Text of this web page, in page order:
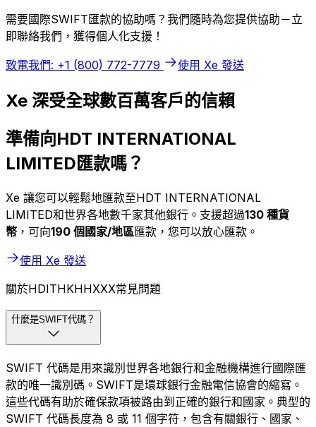
需要國際SWIFT匯款的協助嗎？我們隨時為您提供協助－立
即聯絡我們，獲得個人化支援！
致電我們: +1 (800) 772-7779 使用 Xe 發送
Xe 深受全球數百萬客戶的信賴
準備向HDT INTERNATIONAL
LIMITED匯款嗎？
Xe 讓您可以輕鬆地匯款至HDT INTERNATIONAL
LIMITED和世界各地數千家其他銀行。支援超過130 種貨
幣 ，可向190 個國家/地區匯款，您可以放心匯款。
使用 Xe 發送
關於HDITHKHHXXX常見問題
什麼是SWIFT代碼？
SWIFT 代碼是用來識別世界各地銀行和金融機構進行國際匯
款的唯一識別碼。SWIFT是環球銀行金融電信協會的縮寫。
這些代碼有助於確保款項被路由到正確的銀行和國家。典型的
SWIFT 代碼長度為 8 或 11 個字符，包含有關銀行、國家、